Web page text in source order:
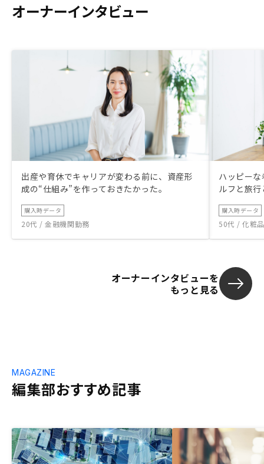
オーナーインタビュー
出産や育休でキャリアが変わる前に、資産形
成の“仕組み”を作っておきたかった。
購入時データ
20代 / 金融機関勤務
ハッピー
ルフと旅
購入時データ
50代 / 化粧
オーナーインタビューを
もっと見る
編集部おすすめ記事
MAGAZINE